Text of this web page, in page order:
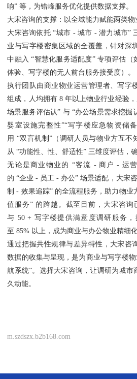
响” 等，为错峰服务优化提供数据支撑。
大宋咨询的支撑：以全域能力赋能两类物
大宋咨询依托 “城市 - 城市 - 潜力城市”
业与写字楼密集区域的全覆盖，针对深
中融入 “智慧化服务适配度” 专项评估
体验、写字楼的无人前台服务接受度）。
执行团队由商业物业运营管理者、写字
组成，人均拥有 8 年以上物业行业经验
场景服务评估认” 与 “办公场景需求挖掘
婴室设施完整性”“写字楼应急物资储
用 “双盲机制”（调研人员与物业方互不
从 “功能性、性、舒适性” 三维度评估，
无论是商业物业的 “客流 - 商户 - 运
的 “企业 - 员工 - 办公” 场景适配，大宋
制 - 效果追踪” 的全流程服务，助力物业
值服务” 的跨越。截至目前，大宋咨询
与 50 + 写字楼提供满意度调研服务
至 85% 以上，成为商业与办公物业精细
通过把握共性规律与差异特性，大宋咨
数据的收集与呈现，是为商业与写字楼
航系统”。选择大宋咨询，让调研为城市
久动能。
m.szdszx.b2b168.com